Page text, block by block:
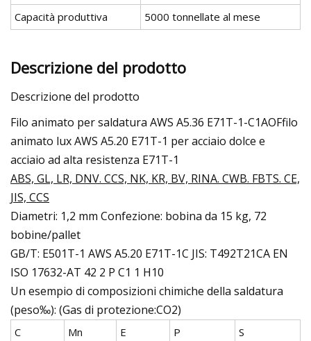
Capacità produttiva
5000 tonnellate al mese
Descrizione del prodotto
Descrizione del prodotto
Filo animato per saldatura AWS A5.36 E71T-1-C1AOFfilo
animato lux AWS A5.20 E71T-1 per acciaio dolce e
acciaio ad alta resistenza E71T-1
ABS, GL, LR, DNV. CCS, NK, KR, BV, RINA. CWB. FBTS. CE,
JIS, CCS
Diametri: 1,2 mm Confezione: bobina da 15 kg, 72
bobine/pallet
GB/T: E501T-1 AWS A5.20 E71T-1C JIS: T492T21CA EN
ISO 17632-AT 42 2 P C1 1 H10
Un esempio di composizioni chimiche della saldatura
(peso‰): (Gas di protezione:CO2)
C Mn E P
S